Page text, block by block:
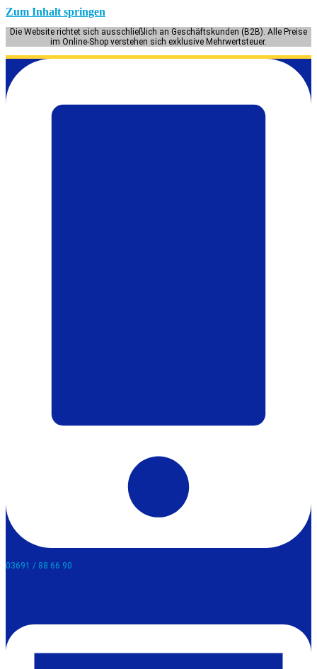
Zum Inhalt springen
Die Website richtet sich ausschließlich an Geschäftskunden (B2B). Alle Preise
im Online-Shop verstehen sich exklusive Mehrwertsteuer.
03691 / 88 66 90​